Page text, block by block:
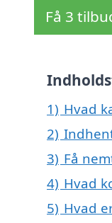
Få 3
1) Hvad
2)
3) Få
4) Hvad
5) Hvad